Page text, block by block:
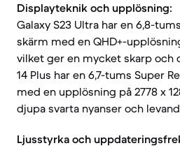
Displayteknik och upplösning:
Galaxy S23 Ultra har en 6,8-
skärm med en QHD+-
vilket ger en mycket skarp och
14 Plus har en 6,7-tums Super
med en upplösning på 2778 x
djupa svarta nyanser och
Ljusstyrka och